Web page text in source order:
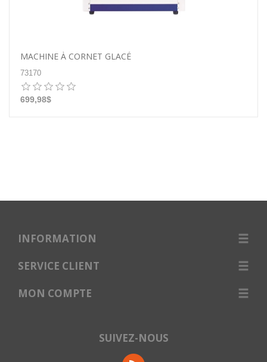
MACHINE À CORNET GLACÉ
73170
699,98$
INFORMATION
SERVICE CLIENT
MON COMPTE
SUIVEZ-NOUS